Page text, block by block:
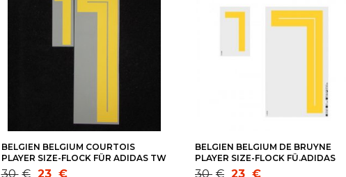
BELGIEN BELGIUM COURTOIS
PLAYER SIZE-FLOCK FÜR ADIDAS TW
TRIKOT FIFA WM 2018
30 €
Ursprünglicher
23 €
Aktueller
BELGIEN BELGIUM DE BRUYNE
PLAYER SIZE-FLOCK FÜ.ADIDAS
HOME TRIKOT FIFA WM 2018
30 €
Ursprünglicher
23 €
Aktueller